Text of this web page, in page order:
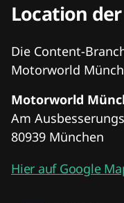
Location der
Die Content-
Motorworld
Motorworld
Am
80939 München
Hier auf Google